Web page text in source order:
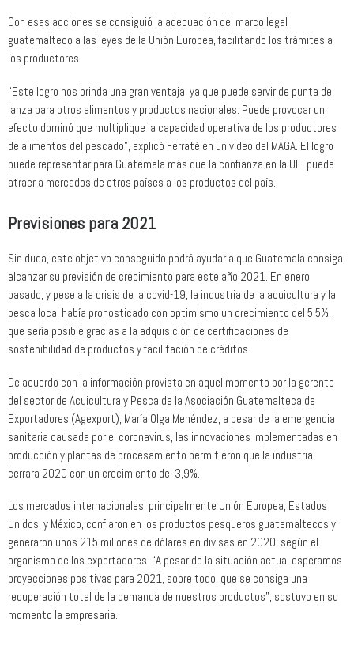
Con esas acciones se consiguió la adecuación del marco legal
guatemalteco a las leyes de la Unión Europea, facilitando los trámites a
los productores.
“Este logro nos brinda una gran ventaja, ya que puede servir de punta de
lanza para otros alimentos y productos nacionales. Puede provocar un
efecto dominó que multiplique la capacidad operativa de los productores
de alimentos del pescado”, explicó Ferraté en un video del MAGA. El logro
puede representar para Guatemala más que la confianza en la UE: puede
atraer a mercados de otros países a los productos del país.
Previsiones para 2021
Sin duda, este objetivo conseguido podrá ayudar a que Guatemala consiga
alcanzar su previsión de crecimiento para este año 2021. En enero
pasado, y pese a la crisis de la covid-19, la industria de la acuicultura y la
pesca local había pronosticado con optimismo un crecimiento del 5,5%,
que sería posible gracias a la adquisición de certificaciones de
sostenibilidad de productos y facilitación de créditos.
De acuerdo con la información provista en aquel momento por la gerente
del sector de Acuicultura y Pesca de la Asociación Guatemalteca de
Exportadores (Agexport), María Olga Menéndez, a pesar de la emergencia
sanitaria causada por el coronavirus, las innovaciones implementadas en
producción y plantas de procesamiento permitieron que la industria
cerrara 2020 con un crecimiento del 3,9%.
Los mercados internacionales, principalmente Unión Europea, Estados
Unidos, y México, confiaron en los productos pesqueros guatemaltecos y
generaron unos 215 millones de dólares en divisas en 2020, según el
organismo de los exportadores. “A pesar de la situación actual esperamos
proyecciones positivas para 2021, sobre todo, que se consiga una
recuperación total de la demanda de nuestros productos”, sostuvo en su
momento la empresaria.